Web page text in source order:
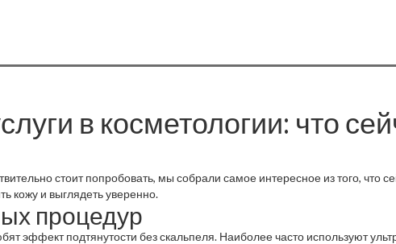
в косметологии: что
стоит попробовать, мы собрали самое интересное из того, что
кожу и выглядеть уверенно.
процедур
эффект подтянутости без скальпеля. Наиболее часто используют